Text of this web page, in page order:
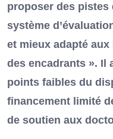
proposer des pistes
système
et mieux adapté
des encadrants ». Il
points faibles du
financement limité
de soutien aux